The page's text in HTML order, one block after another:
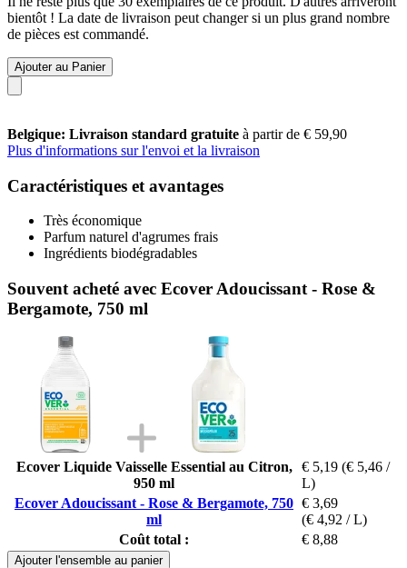
bientôt ! La date de livraison peut changer si un plus grand nombre
de pièces est commandé.
Ajouter au Panier
Belgique: Livraison standard gratuite à partir de € 59,90
Plus d'informations sur l'envoi et la livraison
Caractéristiques et avantages
Très économique
Parfum naturel d'agrumes frais
Ingrédients biodégradables
Souvent acheté avec Ecover Adoucissant - Rose &
Bergamote, 750 ml
Ecover Liquide Vaisselle Essential au Citron,
950 ml
€ 5,19 (€ 5,46 /
L)
Ecover Adoucissant - Rose & Bergamote, 750
ml
€ 3,69
(€ 4,92 / L)
Coût total :
€ 8,88
Ajouter l'ensemble au panier